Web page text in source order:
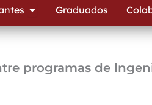
AcadémicaOpen Estudiantes
Graduados
programas de